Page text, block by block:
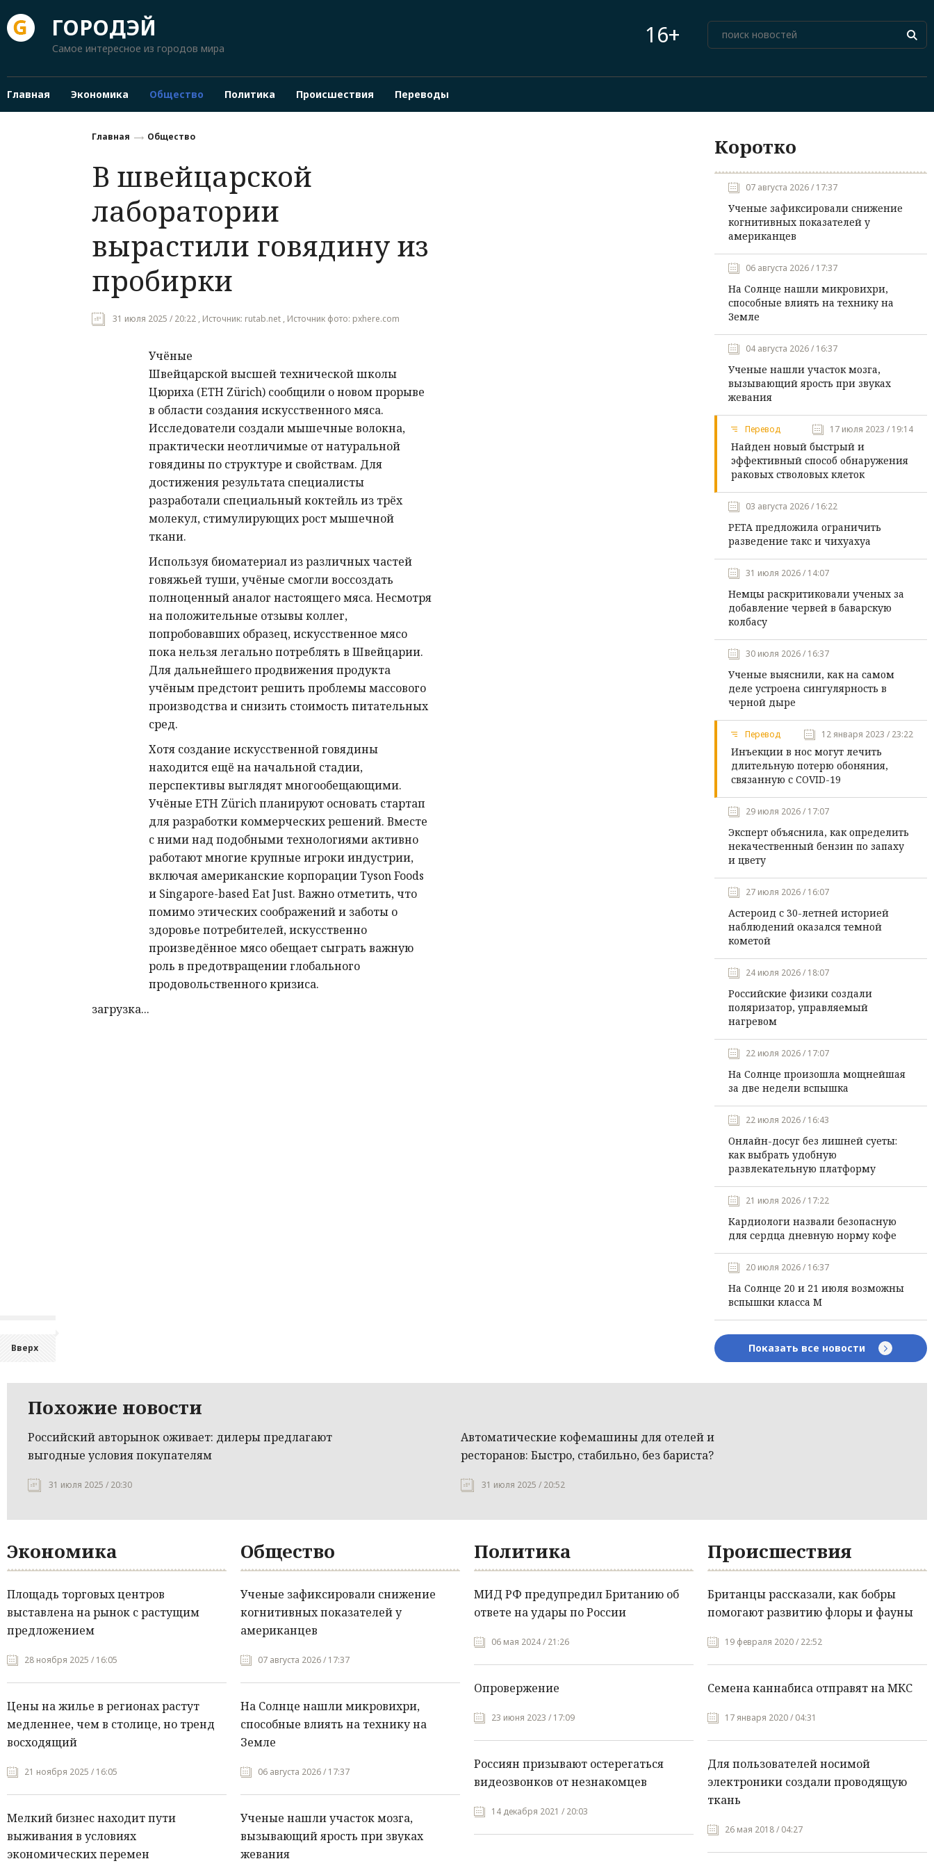
ГОРОДЭЙ
Самое интересное из городов мира 16+
Главная Экономика Общество Политика Происшествия Переводы
Вверх
Главная Общество
В швейцарской
лаборатории
вырастили говядину из
пробирки
31 июля 2025 / 20:22 , Источник: rutab.net , Источник фото: pxhere.com
Учёные
Швейцарской высшей технической школы
Цюриха (ETH Zürich) сообщили о новом прорыве
в области создания искусственного мяса.
Исследователи создали мышечные волокна,
практически неотличимые от натуральной
говядины по структуре и свойствам. Для
достижения результата специалисты
разработали специальный коктейль из трёх
молекул, стимулирующих рост мышечной
ткани.
Используя биоматериал из различных частей
говяжьей туши, учёные смогли воссоздать
полноценный аналог настоящего мяса. Несмотря
на положительные отзывы коллег,
попробовавших образец, искусственное мясо
пока нельзя легально потреблять в Швейцарии.
Для дальнейшего продвижения продукта
учёным предстоит решить проблемы массового
производства и снизить стоимость питательных
сред.
Хотя создание искусственной говядины
находится ещё на начальной стадии,
перспективы выглядят многообещающими.
Учёные ETH Zürich планируют основать стартап
для разработки коммерческих решений. Вместе
с ними над подобными технологиями активно
работают многие крупные игроки индустрии,
включая американские корпорации Tyson Foods
и Singapore-based Eat Just. Важно отметить, что
помимо этических соображений и заботы о
здоровье потребителей, искусственно
произведённое мясо обещает сыграть важную
роль в предотвращении глобального
продовольственного кризиса.
загрузка...
Коротко
07 августа 2026 / 17:37
Ученые зафиксировали снижение
когнитивных показателей у
американцев
06 августа 2026 / 17:37
На Солнце нашли микровихри,
способные влиять на технику на
Земле
04 августа 2026 / 16:37
Ученые нашли участок мозга,
вызывающий ярость при звуках
жевания
Перевод 17 июля 2023 / 19:14
Найден новый быстрый и
эффективный способ обнаружения
раковых стволовых клеток
03 августа 2026 / 16:22
PETA предложила ограничить
разведение такс и чихуахуа
31 июля 2026 / 14:07
Немцы раскритиковали ученых за
добавление червей в баварскую
колбасу
30 июля 2026 / 16:37
Ученые выяснили, как на самом
деле устроена сингулярность в
черной дыре
Перевод 12 января 2023 / 23:22
Инъекции в нос могут лечить
длительную потерю обоняния,
связанную с COVID-19
29 июля 2026 / 17:07
Эксперт объяснила, как определить
некачественный бензин по запаху
и цвету
27 июля 2026 / 16:07
Астероид с 30-летней историей
наблюдений оказался темной
кометой
24 июля 2026 / 18:07
Российские физики создали
поляризатор, управляемый
нагревом
22 июля 2026 / 17:07
На Солнце произошла мощнейшая
за две недели вспышка
22 июля 2026 / 16:43
Онлайн-досуг без лишней суеты:
как выбрать удобную
развлекательную платформу
21 июля 2026 / 17:22
Кардиологи назвали безопасную
для сердца дневную норму кофе
20 июля 2026 / 16:37
На Солнце 20 и 21 июля возможны
вспышки класса М
Показать все новости
Похожие новости
Российский авторынок оживает: дилеры предлагают
выгодные условия покупателям
31 июля 2025 / 20:30
Автоматические кофемашины для отелей и
ресторанов: Быстро, стабильно, без бариста?
31 июля 2025 / 20:52
Экономика
Площадь торговых центров
выставлена на рынок с растущим
предложением
28 ноября 2025 / 16:05
Цены на жилье в регионах растут
медленнее, чем в столице, но тренд
восходящий
21 ноября 2025 / 16:05
Мелкий бизнес находит пути
выживания в условиях
экономических перемен
Общество
Ученые зафиксировали снижение
когнитивных показателей у
американцев
07 августа 2026 / 17:37
На Солнце нашли микровихри,
способные влиять на технику на
Земле
06 августа 2026 / 17:37
Ученые нашли участок мозга,
вызывающий ярость при звуках
жевания
Политика
МИД РФ предупредил Британию об
ответе на удары по России
06 мая 2024 / 21:26
Опровержение
23 июня 2023 / 17:09
Россиян призывают остерегаться
видеозвонков от незнакомцев
14 декабря 2021 / 20:03
Происшествия
Британцы рассказали, как бобры
помогают развитию флоры и фауны
19 февраля 2020 / 22:52
Семена каннабиса отправят на МКС
17 января 2020 / 04:31
Для пользователей носимой
электроники создали проводящую
ткань
26 мая 2018 / 04:27